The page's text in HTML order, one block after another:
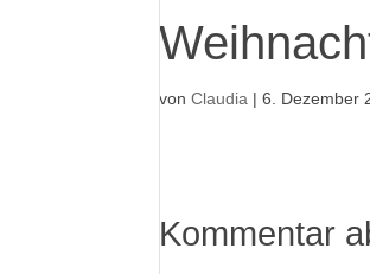
vonClaudia |6. Dezember
Kommentar